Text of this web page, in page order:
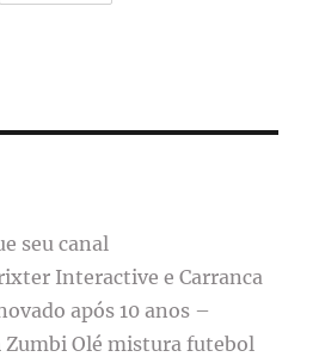
seu canal
Interactive e Carranca
após 10 anos –
Zumbi Olé mistura futebol